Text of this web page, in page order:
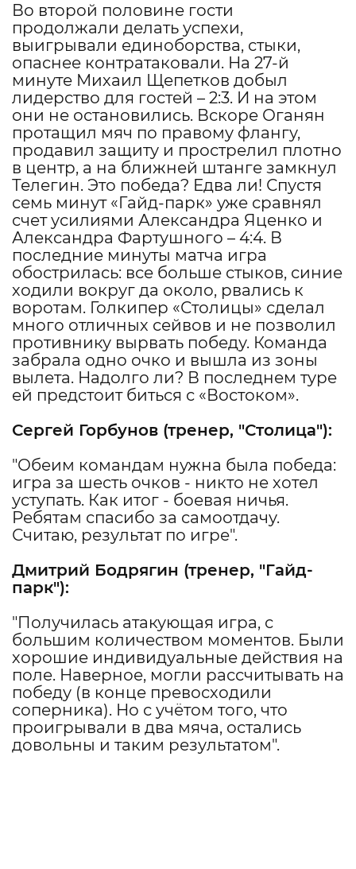
Во второй половине гости
продолжали делать успехи,
выигрывали единоборства, стыки,
опаснее контратаковали. На 27-й
минуте Михаил Щепетков добыл
лидерство для гостей – 2:3. И на этом
они не остановились. Вскоре Оганян
протащил мяч по правому флангу,
продавил защиту и прострелил плотно
в центр, а на ближней штанге замкнул
Телегин. Это победа? Едва ли! Спустя
семь минут «Гайд-парк» уже сравнял
счет усилиями Александра Яценко и
Александра Фартушного – 4:4. В
последние минуты матча игра
обострилась: все больше стыков, синие
ходили вокруг да около, рвались к
воротам. Голкипер «Столицы» сделал
много отличных сейвов и не позволил
противнику вырвать победу. Команда
забрала одно очко и вышла из зоны
вылета. Надолго ли? В последнем туре
ей предстоит биться с «Востоком».
Сергей Горбунов (тренер, "Столица"):
"Обеим командам нужна была победа:
игра за шесть очков - никто не хотел
уступать. Как итог - боевая ничья.
Ребятам спасибо за самоотдачу.
Считаю, результат по игре".
Дмитрий Бодрягин (тренер, "Гайд-
парк"):
"Получилась атакующая игра, с
большим количеством моментов. Были
хорошие индивидуальные действия на
поле. Наверное, могли рассчитывать на
победу (в конце превосходили
соперника). Но с учётом того, что
проигрывали в два мяча, остались
довольны и таким результатом".